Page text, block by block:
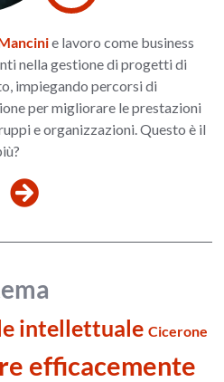
e lavoro come business
nella gestione di progetti di
impiegando percorsi di
per migliorare le prestazioni
e organizzazioni. Questo è il
intellettuale Cicerone
efficacemente